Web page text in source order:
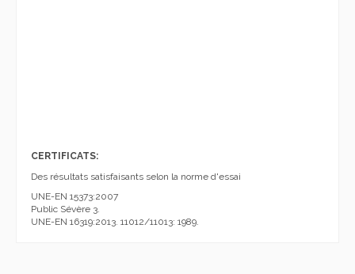
CERTIFICATS:
Des résultats satisfaisants selon la norme d'essai
UNE-EN 15373:2007
Public Sévère 3.
UNE-EN 16319:2013. 11012/11013: 1989.